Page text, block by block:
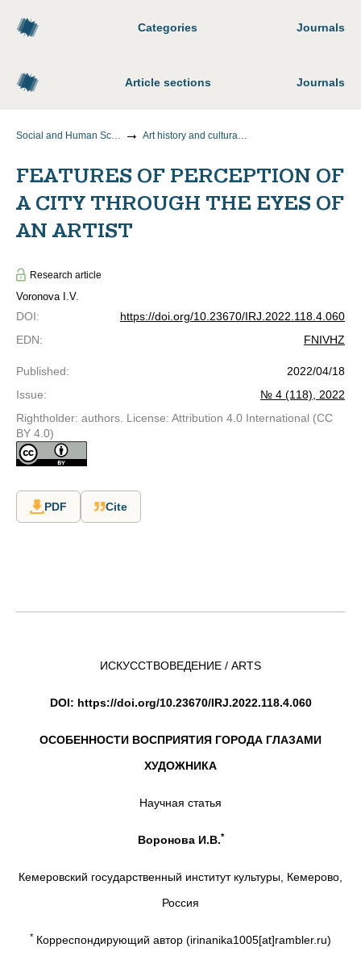
Categories Journals
Article sections Journals
Social and Human Sciences Art history and cultural studies
FEATURES OF PERCEPTION OF
A CITY THROUGH THE EYES OF
AN ARTIST
Research article
Voronova I.V.
DOI:
https://doi.org/10.23670/IRJ.2022.118.4.060
EDN: FNIVHZ
Published:
2022/04/18
Issue:
№ 4 (118), 2022
Rightholder: authors. License: Attribution 4.0 International (CC
BY 4.0)
PDF Cite
ИСКУССТВОВЕДЕНИЕ / ARTS
DOI: https://doi.org/10.23670/IRJ.2022.118.4.060
ОСОБЕННОСТИ ВОСПРИЯТИЯ ГОРОДА ГЛАЗАМИ
ХУДОЖНИКА
Научная статья
Воронова И.В.*
Кемеровский государственный институт культуры, Кемерово,
Россия
* Корреспондирующий автор (irinanika1005[at]rambler.ru)